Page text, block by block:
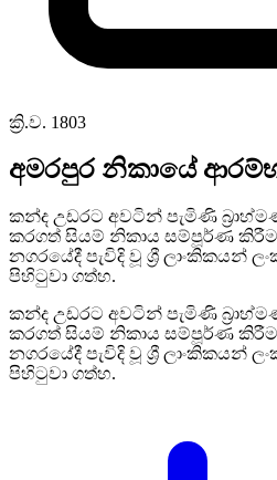
ක්‍රි.ව. 1803
අමරපුර නිකායේ
කන්ද උඩරට අවටින් පැමිණි
කරගත් සියම් නිකාය සම්පූර්ණ කිරීම
නගරයේදී පැවිදි වූ ශ්‍රී ලාංකිකයන්
පිහිටුවා ගත්හ.
කන්ද උඩරට අවටින් පැමිණි
කරගත් සියම් නිකාය සම්පූර්ණ කිරීම
නගරයේදී පැවිදි වූ ශ්‍රී ලාංකිකයන්
පිහිටුවා ගත්හ.